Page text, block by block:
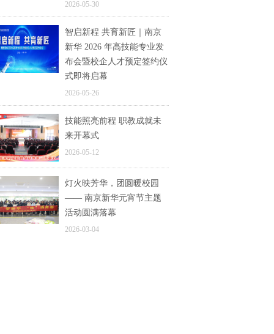
2026-05-30
智启新程 共育新匠｜南京
新华 2026 年高技能专业发
布会暨校企人才预定签约仪
式即将启幕
2026-05-26
技能照亮前程 职教成就未
来开幕式
2026-05-12
灯火映芳华，团圆暖校园
—— 南京新华元宵节主题
活动圆满落幕
2026-03-04